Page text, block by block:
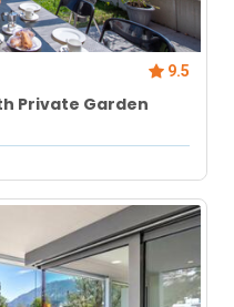
9.5
Private Garden